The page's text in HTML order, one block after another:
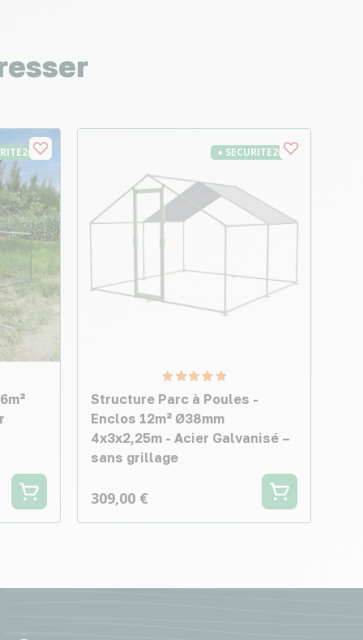
♦ SECURITE26
Structure Parc à Poules -
Enclos 12m² Ø38mm
4x3x2,25m - Acier Galvanisé –
sans grillage
309,00 €